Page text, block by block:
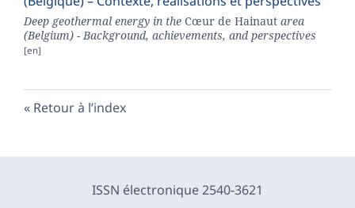
Deep geothermal energy in the Cœur de Hainaut area
(Belgium) - Background, achievements, and perspectives
Retour à l’index
ISSN électronique 2540-3621